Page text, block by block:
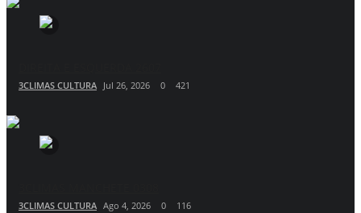
3CLIMAS CULTURA Jul 26, 2026 0 421
3CLIMAS CULTURA Ago 4, 2026 0 116